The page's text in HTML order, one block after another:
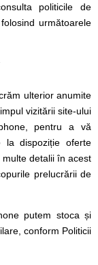
politicile de
următoarele
ulterior anumite
vizitării site-ului
pentru a vă
la dispoziție oferte
detalii în acest
prelucrării de
putem stoca și
conform Politicii